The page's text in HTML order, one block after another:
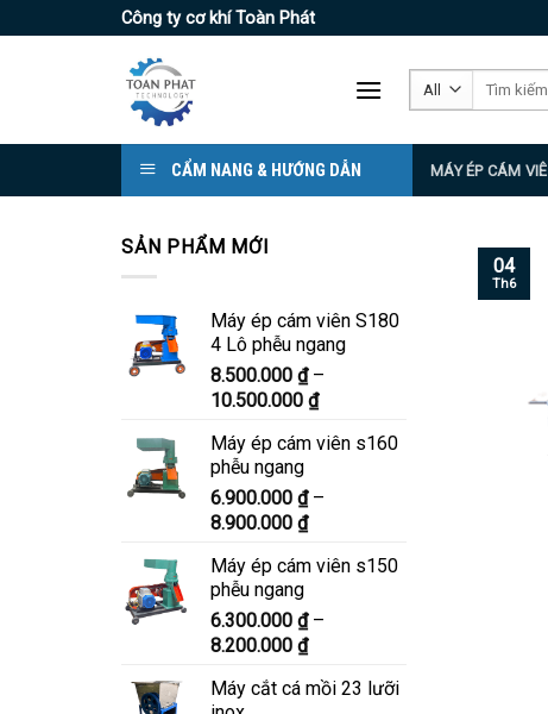
to
Công ty cơ khí Toàn Phát
Tìm
CẨM NANG & HƯỚNG DẪN MÁY ÉP CÁM
SẢN PHẨM MỚI
Máy ép cám viên S180
4 Lô phễu ngang
8.500.000 ₫ –
10.500.000 ₫Khoảng
từ
đến
Máy ép cám viên s160
phễu ngang
6.900.000 ₫ –
8.900.000 ₫Khoảng
từ
đến
8.900.000 ₫
Máy ép cám viên s150
phễu ngang
6.300.000 ₫ –
8.200.000 ₫Khoảng
từ
Máy cắt cá mồi 23 lưỡi
04
Th6